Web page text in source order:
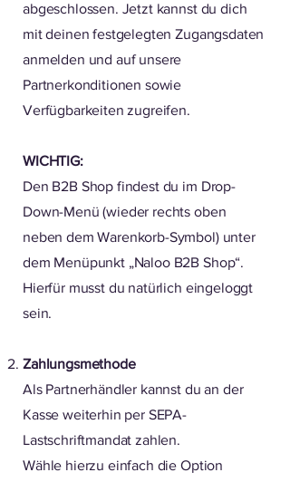
abgeschlossen. Jetzt kannst du dich
mit deinen festgelegten Zugangsdaten
anmelden und auf unsere
Partnerkonditionen sowie
Verfügbarkeiten zugreifen.
WICHTIG:
Den B2B Shop findest du im Drop-
Down-Menü (wieder rechts oben
neben dem Warenkorb-Symbol) unter
dem Menüpunkt „Naloo B2B Shop“.
Hierfür musst du natürlich eingeloggt
sein.
Zahlungsmethode
Als Partnerhändler kannst du an der
Kasse weiterhin per SEPA-
Lastschriftmandat zahlen.
Wähle hierzu einfach die Option